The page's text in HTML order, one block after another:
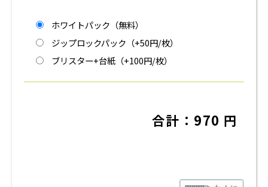
ホワイトパック（無料）
ジップロックパック（+50円/枚）
ブリスター+台紙（+100円/枚）
合計： 970 円